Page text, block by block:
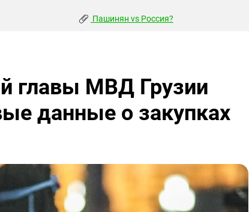
Пашинян vs Россия?
главы МВД Грузии
данные о закупках